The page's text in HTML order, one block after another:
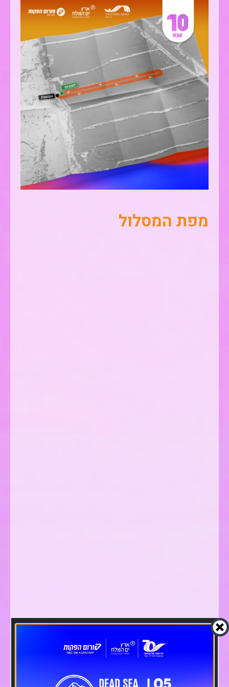
מפת המסלול
תקנון